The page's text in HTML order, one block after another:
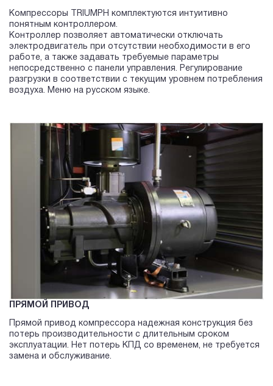
Компрессоры TRIUMPH комплектуются интуитивно
понятным контроллером.
Контроллер позволяет автоматически отключать
электродвигатель при отсутствии необходимости в его
работе, а также задавать требуемые параметры
непосредственно с панели управления. Регулирование
разгрузки в соответствии с текущим уровнем потребления
воздуха. Меню на русском языке.
ПРЯМОЙ ПРИВОД
Прямой привод компрессора надежная конструкция без
потерь производительности с длительным сроком
эксплуатации. Нет потерь КПД со временем, не требуется
замена и обслуживание.